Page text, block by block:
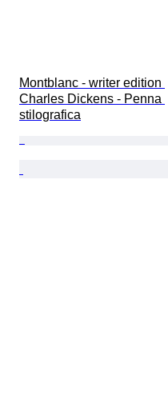
Montblanc - writer edition
Charles Dickens - Penna
stilografica